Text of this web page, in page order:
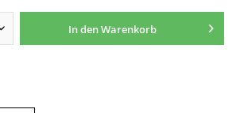
In denWarenkorb